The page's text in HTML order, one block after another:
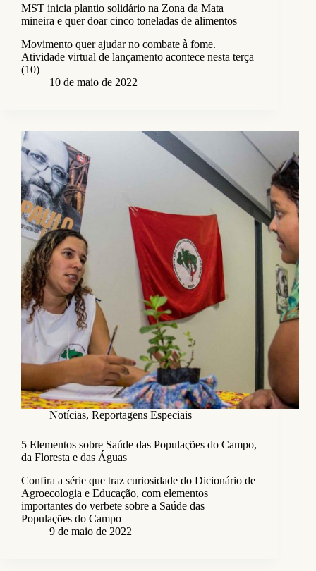
MST inicia plantio solidário na Zona da Mata
mineira e quer doar cinco toneladas de alimentos
Movimento quer ajudar no combate à fome.
Atividade virtual de lançamento acontece nesta terça
(10)
10 de maio de 2022
Notícias, Reportagens Especiais
5 Elementos sobre Saúde das Populações do Campo,
da Floresta e das Águas
Confira a série que traz curiosidade do Dicionário de
Agroecologia e Educação, com elementos
importantes do verbete sobre a Saúde das
Populações do Campo
9 de maio de 2022